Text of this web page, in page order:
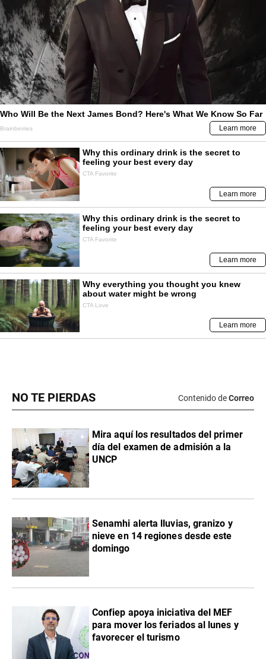
NO TE PIERDAS Contenido deCorreo
Mira aquí los resultados del primer
día del examen de admisión a la
UNCP
Senamhi alerta lluvias, granizo y
nieve en 14 regiones desde este
domingo
Confiep apoya iniciativa del MEF
para mover los feriados al lunes y
favorecer el turismo